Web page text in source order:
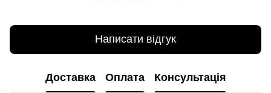
Написати відгук
Доставка Оплата Консультація